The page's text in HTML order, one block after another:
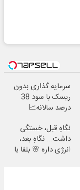
سرمایه گذاری بدون
ریسک با سود 38
درصد سالانه📈
نگاهِ قبل، خستگی
داشت... نگاهِ بعد،
انرژی داره 🌸 بلفا با